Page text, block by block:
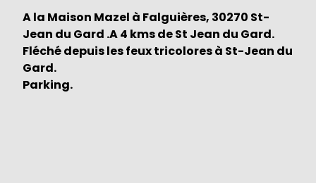
A la Maison Mazel à Falguières, 30270 St-
Jean du Gard .A 4 kms de St Jean du Gard.
Fléché depuis les feux tricolores à St-Jean du
Gard.
Parking.